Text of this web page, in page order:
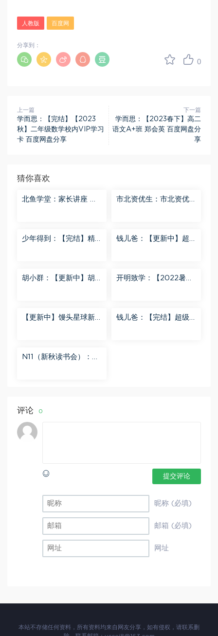
人教版 百度网
0
分享到：
上一篇
学而思：【完结】【2023
秋】二年级数学校内VIP学习
卡 百度网盘分享
下一篇
学而思：【2023春下】高二
语文A+班 郑会英 百度网盘分
享
猜你喜欢
北鱼学堂：家长讲座 百
市北资优生：市北资优
少年得到：【完结】精
钱儿爸：【更新中】超
胡小群：【更新中】胡
开明致学：【2022暑
【更新中】馒头星球新
钱儿爸：【完结】超级
N11（新秋读书会）：
评论 0
提交评论
昵称 (必填)
邮箱 (必填)
网址
本站不存储任何资料，所有资料均来自网友分享，如有侵权，请联系删